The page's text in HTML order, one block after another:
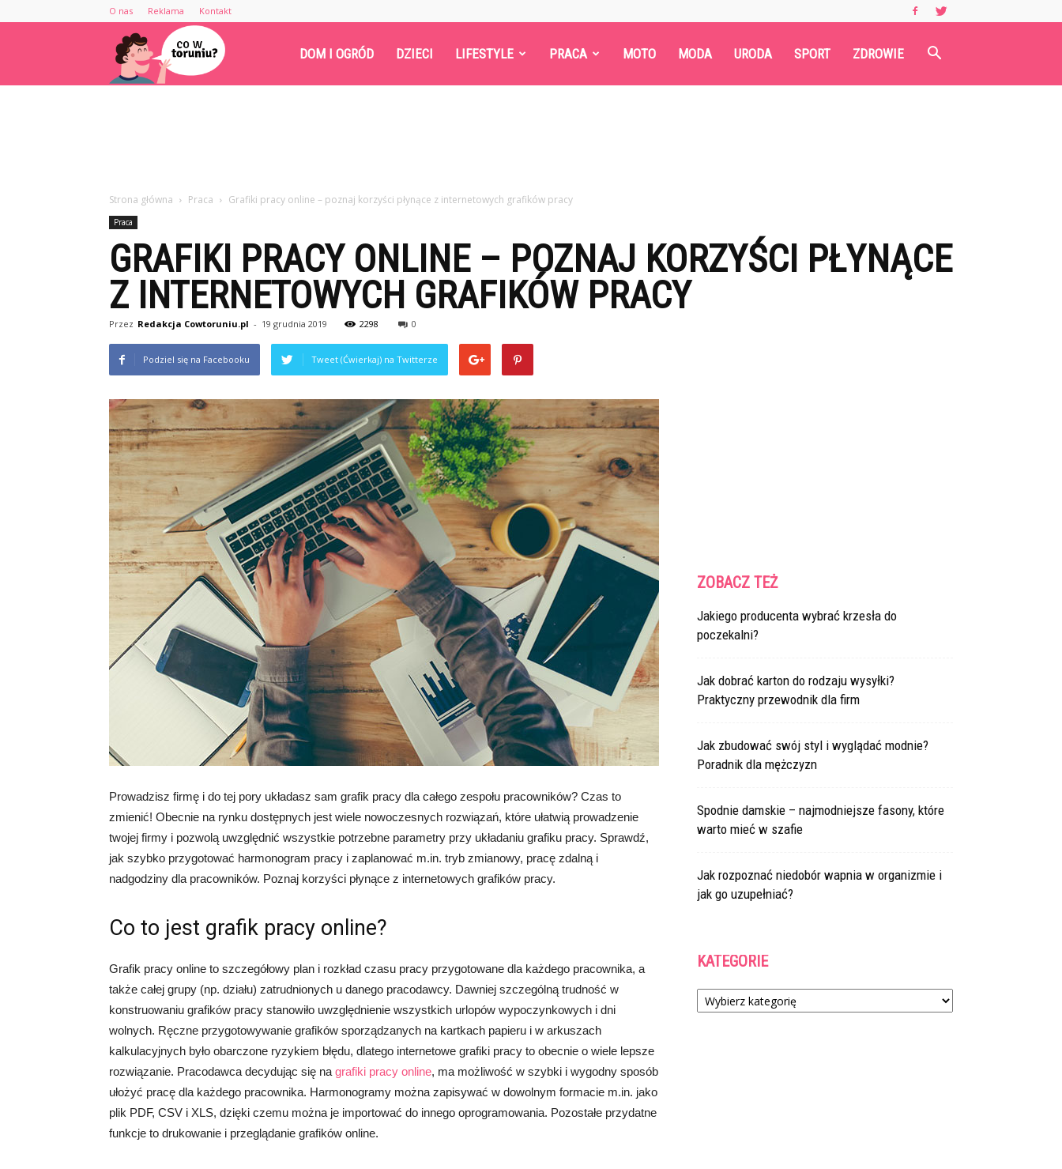
O nas Reklama Kontakt
Cowtoruniu.pl DOM I OGRÓD DZIECI LIFESTYLE PRACA MOTO MODA URODA SPORT ZDROWIE
Strona główna Praca Grafiki pracy online – poznaj korzyści płynące z internetowych grafików pracy
Praca
GRAFIKI PRACY ONLINE – POZNAJ KORZYŚCI PŁYNĄCE
Z INTERNETOWYCH GRAFIKÓW PRACY
Przez Redakcja Cowtoruniu.pl - 19 grudnia 2019 2298 0
Podziel się na Facebooku Tweet (Ćwierkaj) na Twitterze
Prowadzisz firmę i do tej pory układasz sam grafik pracy dla całego zespołu pracowników? Czas to
zmienić! Obecnie na rynku dostępnych jest wiele nowoczesnych rozwiązań, które ułatwią prowadzenie
twojej firmy i pozwolą uwzględnić wszystkie potrzebne parametry przy układaniu grafiku pracy. Sprawdź,
jak szybko przygotować harmonogram pracy i zaplanować m.in. tryb zmianowy, pracę zdalną i
nadgodziny dla pracowników. Poznaj korzyści płynące z internetowych grafików pracy.
Co to jest grafik pracy online?
Grafik pracy online to szczegółowy plan i rozkład czasu pracy przygotowane dla każdego pracownika, a
także całej grupy (np. działu) zatrudnionych u danego pracodawcy. Dawniej szczególną trudność w
konstruowaniu grafików pracy stanowiło uwzględnienie wszystkich urlopów wypoczynkowych i dni
wolnych. Ręczne przygotowywanie grafików sporządzanych na kartkach papieru i w arkuszach
kalkulacyjnych było obarczone ryzykiem błędu, dlatego internetowe grafiki pracy to obecnie o wiele lepsze
rozwiązanie. Pracodawca decydując się na grafiki pracy online, ma możliwość w szybki i wygodny sposób
ułożyć pracę dla każdego pracownika. Harmonogramy można zapisywać w dowolnym formacie m.in. jako
plik PDF, CSV i XLS, dzięki czemu można je importować do innego oprogramowania. Pozostałe przydatne
funkcje to drukowanie i przeglądanie grafików online.
ZOBACZ TEŻ
Jakiego producenta wybrać krzesła do
poczekalni?
Jak dobrać karton do rodzaju wysyłki?
Praktyczny przewodnik dla firm
Jak zbudować swój styl i wyglądać modnie?
Poradnik dla mężczyzn
Spodnie damskie – najmodniejsze fasony, które
warto mieć w szafie
Jak rozpoznać niedobór wapnia w organizmie i
jak go uzupełniać?
KATEGORIE
Kategorie